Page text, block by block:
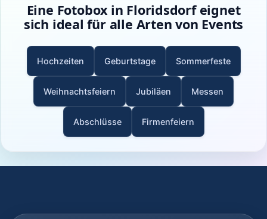
Eine Fotobox in Floridsdorf eignet
sich ideal für alle Arten von Events
Hochzeiten Geburtstage Sommerfeste
Weihnachtsfeiern Jubiläen Messen
Abschlüsse Firmenfeiern